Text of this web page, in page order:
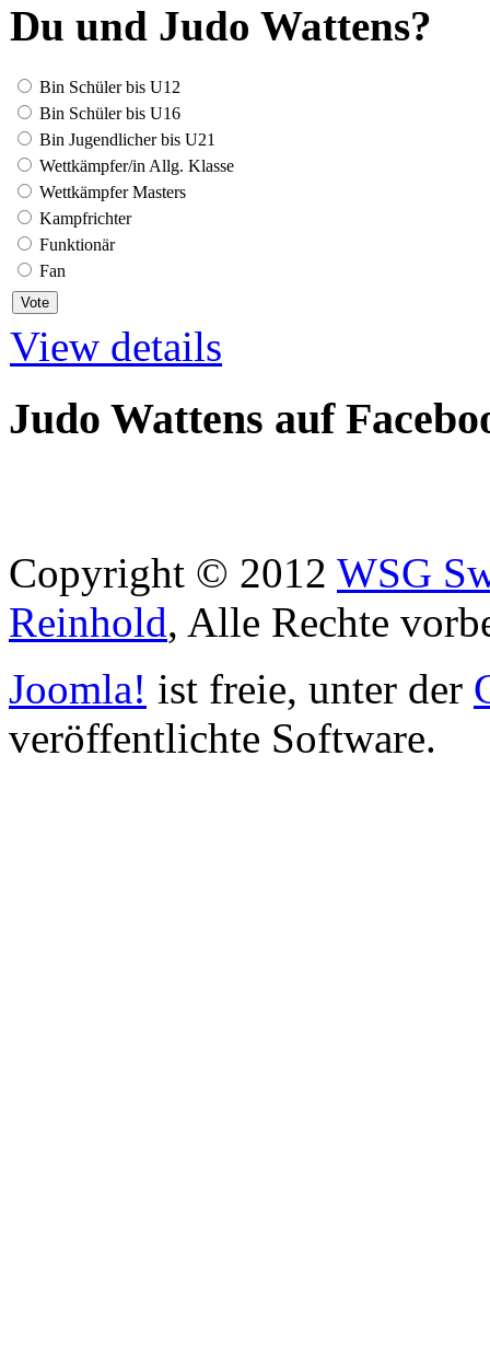
Du und Judo Wattens?
Bin Schüler bis U12
Bin Schüler bis U16
Bin Jugendlicher bis U21
Wettkämpfer/in Allg. Klasse
Wettkämpfer Masters
Kampfrichter
Funktionär
Fan
View details
Judo Wattens auf
Copyright © 2012 WSG
Reinhold, Alle Rechte
Joomla! ist freie, unter der
veröffentlichte Software.